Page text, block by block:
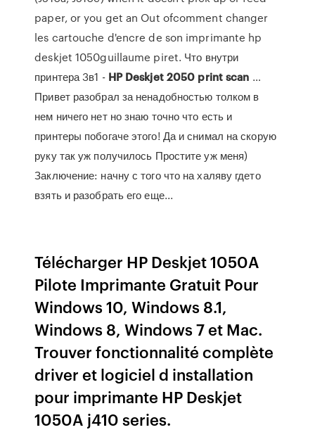
paper, or you get an Out ofcomment changer
les cartouche d'encre de son imprimante hp
deskjet 1050guillaume piret. Что внутри
принтера 3в1 - HP Deskjet 2050 printscan …
Привет разобрал за ненадобностью толком в
нем ничего нет но знаю точно что есть и
принтеры побогаче этого! Да и снимал на скорую
руку так уж получилось Простите уж меня)
Заключение: начну с того что на халяву гдето
взять и разобрать его еще...
Télécharger HP Deskjet 1050A
Pilote Imprimante Gratuit Pour
Windows 10, Windows 8.1,
Windows 8, Windows 7 et Mac.
Trouver fonctionnalité complète
driver et logiciel d installation
pour imprimante HP Deskjet
1050A j410 series.